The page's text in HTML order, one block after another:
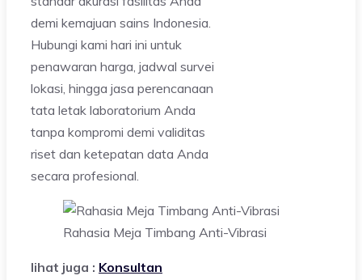
demi kemajuan sains Indonesia.
Hubungi kami hari ini untuk
penawaran harga, jadwal survei
lokasi, hingga jasa perencanaan
tata letak laboratorium Anda
tanpa kompromi demi validitas
riset dan ketepatan data Anda
secara profesional.
Rahasia Meja Timbang Anti-Vibrasi
lihat juga : Konsultan